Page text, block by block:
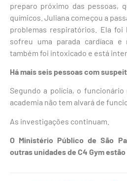
preparo próximo das pessoas,
químicos. Juliana começou a
problemas respiratórios. Ela foi
sofreu uma parada cardíaca e
também foi intoxicado e está
Há mais seis pessoas com
Segundo a polícia, o
academia não tem alvará de
As investigações continuam.
O Ministério Público de São
outras unidades de C4 Gym